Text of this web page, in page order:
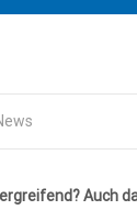
Auch